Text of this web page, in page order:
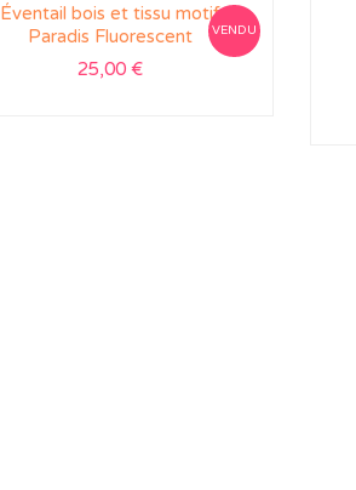
VENDU
Éventail bois et tissu motif
Paradis Fluorescent
25,00 €